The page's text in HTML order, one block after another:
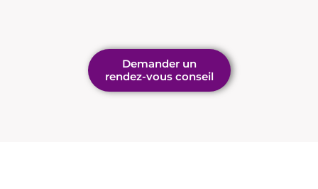
Demander un
rendez-vous conseil